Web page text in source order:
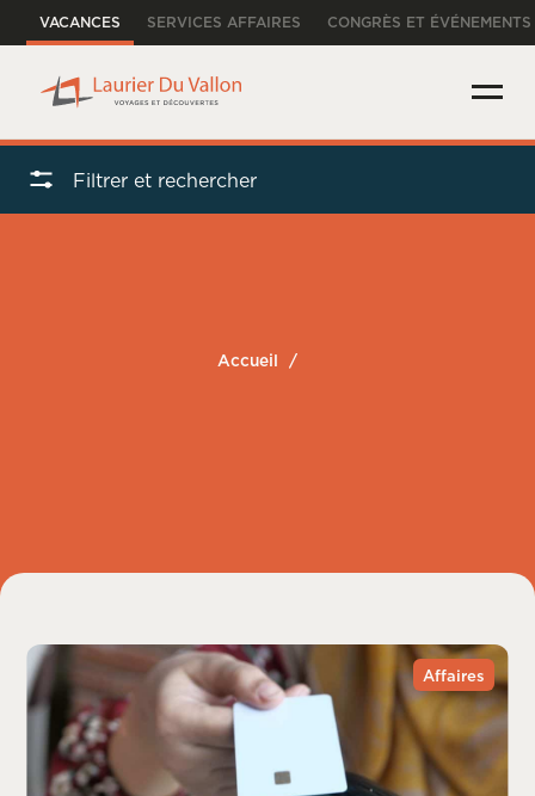
VACANCES SERVICES AFFAIRES CONGRÈS ET ÉVÉNEMENTS
Accueil /
Affaires
Filtrer et rechercher